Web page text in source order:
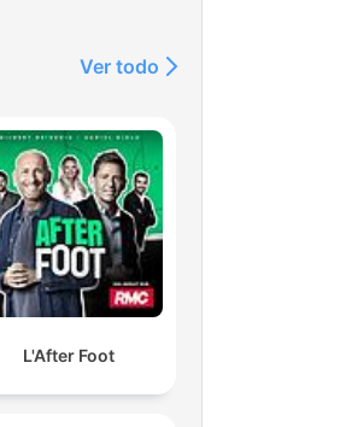
Ver todo
L'After Foot